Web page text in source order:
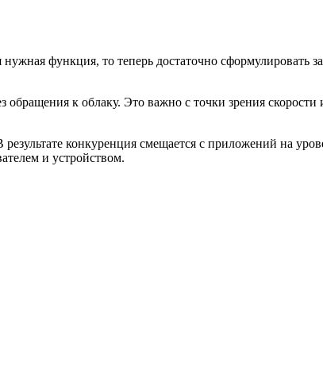
функция, то теперь достаточно сформулировать
к облаку. Это важно с точки зрения скорости
конкуренция смещается с приложений на
и устройством.